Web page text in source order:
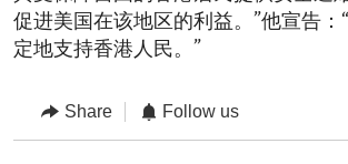
促进美国在该地区的利益。”他宣告：
定地支持香港人民。”
Share Follow us